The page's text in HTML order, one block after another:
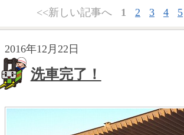
<<新しい記事へ 1 2 3 4 5
2016年12月22日
洗車完了！